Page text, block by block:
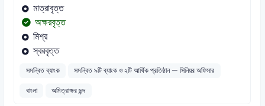
মাত্রাবৃত্ত
অক্ষরবৃত্ত
মিশ্র
স্বরবৃত্ত
সমন্বিত ব্যাংক
সমন্বিত ৯টি ব্যাংক ও ২টি আর্থিক প্রতিষ্ঠান — সিনিয়র অফিসার
বাংলা
অমিত্রাক্ষর ছন্দ